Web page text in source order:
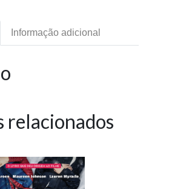
Informação adicional
relacionados